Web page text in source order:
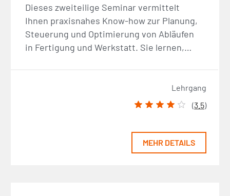
Dieses zweiteilige Seminar vermittelt
Ihnen praxisnahes Know-how zur Planung,
Steuerung und Optimierung von Abläufen
in Fertigung und Werkstatt. Sie lernen,…
Lehrgang
(3.5)
MEHR DETAILS